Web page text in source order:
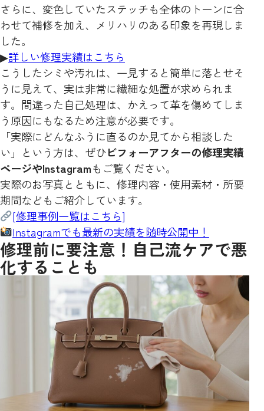
さらに、変色していたステッチも全体のトーンに合
わせて補修を加え、メリハリのある印象を再現しま
した。
▶詳しい修理実績はこちら
こうしたシミや汚れは、一見すると簡単に落とせそ
うに見えて、実は非常に繊細な処置が求められま
す。間違った自己処理は、かえって革を傷めてしま
う原因にもなるため注意が必要です。
「実際にどんなふうに直るのか見てから相談した
い」という方は、ぜひビフォーアフターの修理実績
ページやInstagramもご覧ください。
実際のお写真とともに、修理内容・使用素材・所要
期間などもご紹介しています。
[修理事例一覧はこちら]
Instagramでも最新の実績を随時公開中！
修理前に要注意！自己流ケアで悪
化することも